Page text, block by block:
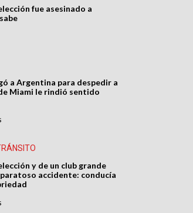
fue asesinado a
a Argentina para despedir a
Miami le rindió sentido
y de un club grande
accidente: conducía